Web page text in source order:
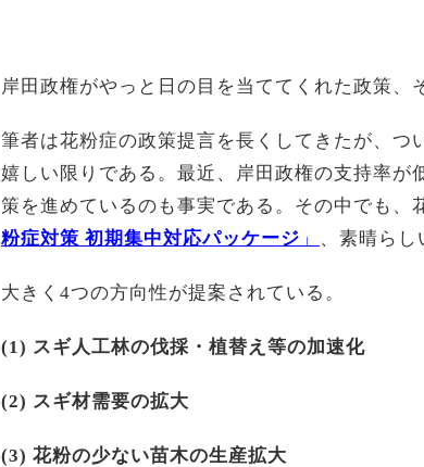
岸田政権がやっと日の目を当ててくれた政策、
筆者は花粉症の政策提言を長くしてきたが、つ
嬉しい限りである。最近、岸田政権の支持率が
策を進めているのも事実である。その中でも、
粉症対策 初期集中対応パッケージ 」 、素晴らし
大きく4つの方向性が提案されている。
(1) スギ人工林の伐採・植替え等の加速化
(2) スギ材需要の拡大
(3) 花粉の少ない苗木の生産拡大